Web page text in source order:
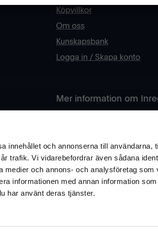
innehållet och annonserna till användarna,
trafik. Vi vidarebefordrar även sådana
medier och annons- och analysföretag som
informationen med annan information
har använt deras tjänster.
Köpvillkor
Om oss
Kunskapsbank
Logga in / Skapa konto
Ok
Mer information om
Läs mer om vårt arbete och
Besök vår infosite här